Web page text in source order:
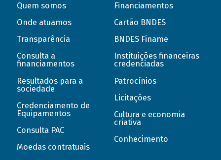
Quem somos
Onde atuamos
Transparência
Consulta a
financiamentos
Resultados para a
sociedade
Credenciamento de
Equipamentos
Consulta PAC
Moedas contratuais
Financiamentos
Cartão BNDES
BNDES Finame
Instituições financeiras
credenciadas
Patrocínios
Licitações
Cultura e economia
criativa
Conhecimento